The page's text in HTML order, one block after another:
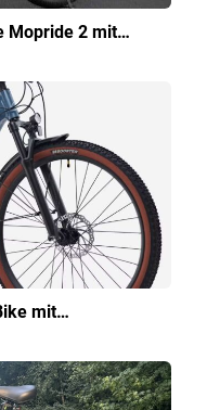
Mopride 2 mit…
mit…